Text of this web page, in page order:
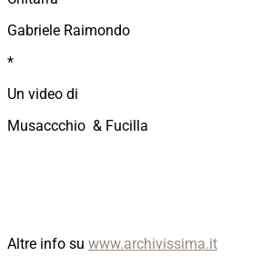
Gabriele Raimondo
*
Un video di
Musaccchio & Fucilla
Altre info su www.archivissima.it